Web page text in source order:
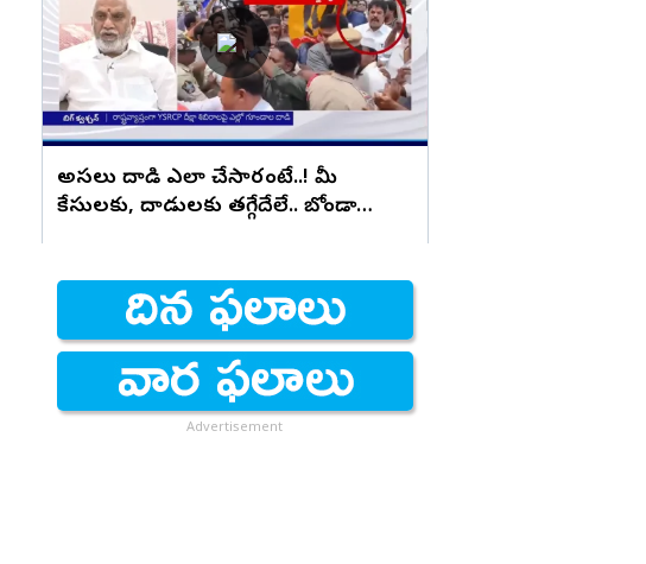
అసలు దాడి ఎలా చేసారంటే..! మీ
కేసులకు, దాడులకు తగ్గేదేలే.. బోండా
Advertisement